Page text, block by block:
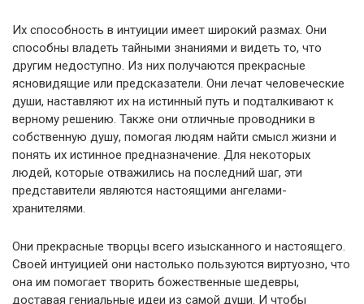
Их способность в интуиции имеет широкий размах. Они
способны владеть тайными знаниями и видеть то, что
другим недоступно. Из них получаются прекрасные
ясновидящие или предсказатели. Они лечат человеческие
души, наставляют их на истинный путь и подталкивают к
верному решению. Также они отличные проводники в
собственную душу, помогая людям найти смысл жизни и
понять их истинное предназначение. Для некоторых
людей, которые отважились на последний шаг, эти
представители являются настоящими ангелами-
хранителями.
Они прекрасные творцы всего изысканного и настоящего.
Своей интуицией они настолько пользуются виртуозно, что
она им помогает творить божественные шедевры,
доставая гениальные идеи из самой души. И чтобы